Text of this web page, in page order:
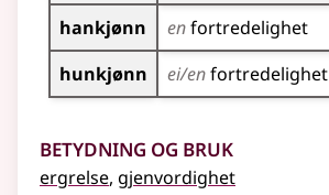
hankjønn
enfortredelighet
hunkjønn
ei/enfortredelighet
Betydning og bruk
ergrelse, gjenvordighet